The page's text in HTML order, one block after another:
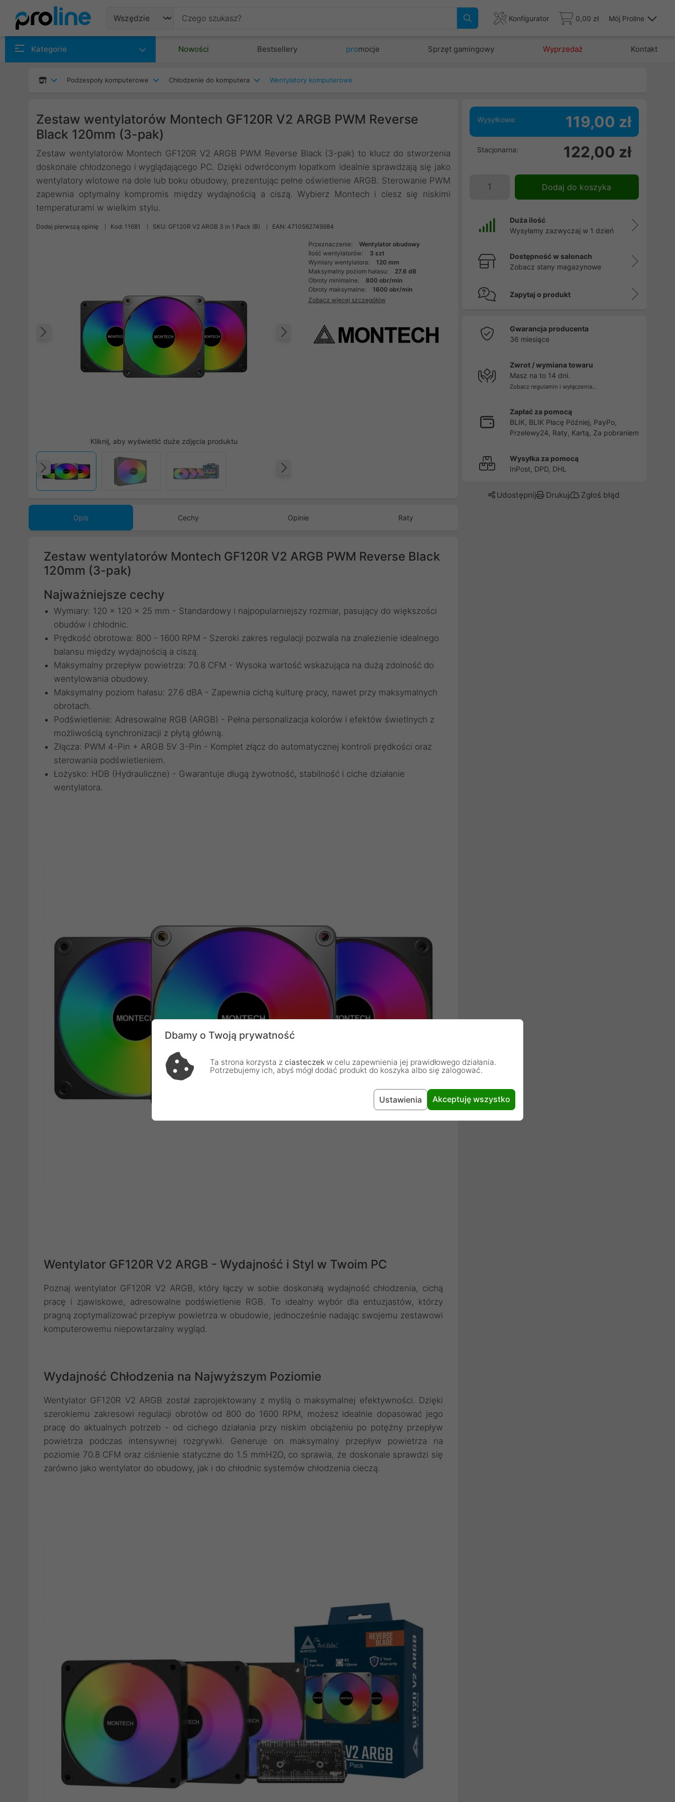
Konfigurator 0,00 zł Mój Proline
Kategorie Nowości Bestsellery promocje Sprzęt gamingowy Wyprzedaż Kontakt
Podzespoły komputerowe Chłodzenie do komputera Wentylatory komputerowe
Zestaw wentylatorów Montech GF120R V2 ARGB PWM Reverse
Black 120mm (3-pak)
Zestaw wentylatorów Montech GF120R V2 ARGB PWM Reverse Black (3-pak) to klucz do stworzenia
doskonale chłodzonego i wyglądającego PC. Dzięki odwróconym łopatkom idealnie sprawdzają się jako
wentylatory wlotowe na dole lub boku obudowy, prezentując pełne oświetlenie ARGB. Sterowanie PWM
zapewnia optymalny kompromis między wydajnością a ciszą. Wybierz Montech i ciesz się niskimi
temperaturami w wielkim stylu.
Dodaj pierwszą opinię Kod: 11681 SKU: GF120R V2 ARGB 3 in 1 Pack (B) EAN: 4710562749984
Następny
Poprzedni
Kliknij, aby wyświetlić duże zdjęcia produktu
Poprzedni
Przeznaczenie:
Wentylator obudowy
Ilość wentylatorów:
3 szt
Wymiary wentylatora:
120 mm
Maksymalny poziom hałasu:
27.6 dB
Obroty minimalne:
800 obr/min
Obroty maksymalne:
1600 obr/min
Zobacz więcej szczegółów
Opis Cechy Opinie Raty
Zestaw wentylatorów Montech GF120R V2 ARGB PWM Reverse Black
120mm (3-pak)
Najważniejsze cechy
Wymiary: 120 x 120 x 25 mm - Standardowy i najpopularniejszy rozmiar, pasujący do większości
obudów i chłodnic.
Prędkość obrotowa: 800 - 1600 RPM - Szeroki zakres regulacji pozwala na znalezienie idealnego
balansu między wydajnością a ciszą.
Maksymalny przepływ powietrza: 70.8 CFM - Wysoka wartość wskazująca na dużą zdolność do
wentylowania obudowy.
Maksymalny poziom hałasu: 27.6 dBA - Zapewnia cichą kulturę pracy, nawet przy maksymalnych
obrotach.
Podświetlenie: Adresowalne RGB (ARGB) - Pełna personalizacja kolorów i efektów świetlnych z
możliwością synchronizacji z płytą główną.
Złącza: PWM 4-Pin + ARGB 5V 3-Pin - Komplet złącz do automatycznej kontroli prędkości oraz
sterowania podświetleniem.
Łożysko: HDB (Hydrauliczne) - Gwarantuje długą żywotność, stabilność i ciche działanie
wentylatora.
Wentylator GF120R V2 ARGB - Wydajność i Styl w Twoim PC
Poznaj wentylator GF120R V2 ARGB, który łączy w sobie doskonałą wydajność chłodzenia, cichą
pracę i zjawiskowe, adresowalne podświetlenie RGB. To idealny wybór dla entuzjastów, którzy
pragną zoptymalizować przepływ powietrza w obudowie, jednocześnie nadając swojemu zestawowi
komputerowemu niepowtarzalny wygląd.
Wydajność Chłodzenia na Najwyższym Poziomie
Wentylator GF120R V2 ARGB został zaprojektowany z myślą o maksymalnej efektywności. Dzięki
szerokiemu zakresowi regulacji obrotów od 800 do 1600 RPM, możesz idealnie dopasować jego
pracę do aktualnych potrzeb - od cichego działania przy niskim obciążeniu po potężny przepływ
powietrza podczas intensywnej rozgrywki. Generuje on maksymalny przepływ powietrza na
poziomie 70.8 CFM oraz ciśnienie statyczne do 1.5 mmH2O, co sprawia, że doskonale sprawdzi się
zarówno jako wentylator do obudowy, jak i do chłodnic systemów chłodzenia cieczą.
Wysyłkowa: 119,00 zł
Stacjonarna: 122,00 zł
Dodaj do koszyka
Duża ilość
Wysyłamy zazwyczaj w 1 dzień
Dostępność w salonach
Zobacz stany magazynowe
Zapytaj o produkt
Gwarancja producenta
36 miesiące
Zwrot / wymiana towaru
Masz na to 14 dni.
Zobacz regulamin i wyłączenia...
Zapłać za pomocą
BLIK, BLIK Płacę Później, PayPo,
Przelewy24, Raty, Kartą, Za pobraniem
Wysyłka za pomocą
InPost, DPD, DHL
Udostępnij Drukuj Zgłoś błąd
Dbamy o Twoją prywatność
Ta strona korzysta z ciasteczek w celu zapewnienia jej prawidłowego działania.
Potrzebujemy ich, abyś mógł dodać produkt do koszyka albo się zalogować.
Ustawienia Akceptuję wszystko